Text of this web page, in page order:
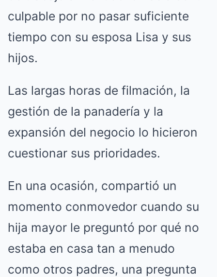
culpable por no pasar suficiente
tiempo con su esposa Lisa y sus
hijos.
Las largas horas de filmación, la
gestión de la panadería y la
expansión del negocio lo hicieron
cuestionar sus prioridades.
En una ocasión, compartió un
momento conmovedor cuando su
hija mayor le preguntó por qué no
estaba en casa tan a menudo
como otros padres, una pregunta